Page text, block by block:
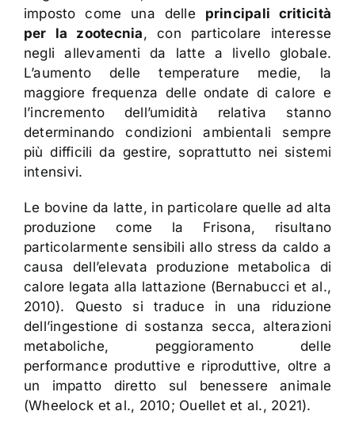
imposto come una delle principali criticità
per la zootecnia , con particolare interesse
negli allevamenti da latte a livello globale.
L’aumento delle temperature medie, la
maggiore frequenza delle ondate di calore e
l’incremento dell’umidità relativa stanno
determinando condizioni ambientali sempre
più difficili da gestire, soprattutto nei sistemi
intensivi.
Le bovine da latte, in particolare quelle ad alta
produzione come la Frisona, risultano
particolarmente sensibili allo stress da caldo a
causa dell’elevata produzione metabolica di
calore legata alla lattazione (Bernabucci et al.,
2010). Questo si traduce in una riduzione
dell’ingestione di sostanza secca, alterazioni
metaboliche, peggioramento delle
performance produttive e riproduttive, oltre a
un impatto diretto sul benessere animale
(Wheelock et al., 2010; Ouellet et al., 2021).